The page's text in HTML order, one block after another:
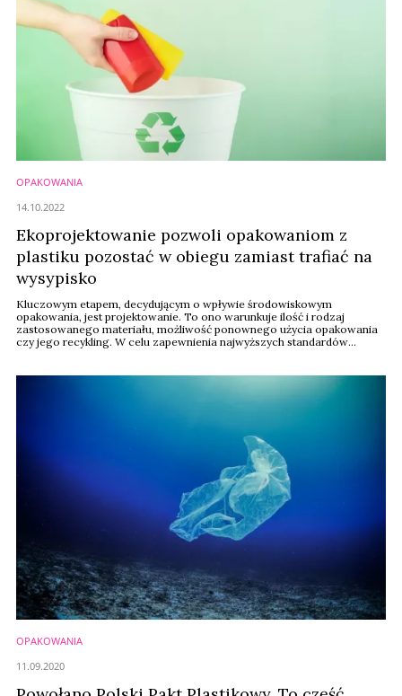
OPAKOWANIA
Ekoprojektowanie pozwoli opakowaniom z
plastiku pozostać w obiegu zamiast trafiać na
wysypisko
Kluczowym etapem, decydującym o wpływie środowiskowym
opakowania, jest projektowanie. To ono warunkuje ilość i rodzaj
zastosowanego materiału, możliwość ponownego użycia opakowania
czy jego recykling. W celu zapewnienia najwyższych standardów
zaadaptował je Polski Pakt Plastikowy.
14.10.2022
OPAKOWANIA
11.09.2020